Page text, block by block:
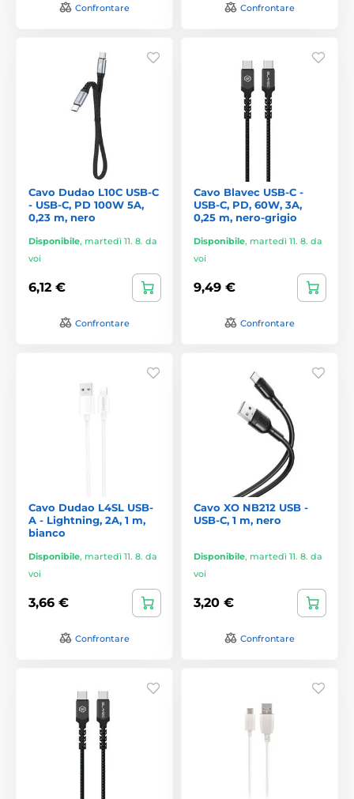
Confrontare Confrontare
Cavo Dudao L10C USB-C
- USB-C, PD 100W 5A,
0,23 m, nero
Disponibile, martedì 11. 8. da
voi
6,12 €
Confrontare
Cavo Blavec USB-C -
USB-C, PD, 60W, 3A,
0,25 m, nero-grigio
Disponibile, martedì 11. 8. da
voi
9,49 €
Confrontare
Cavo Dudao L4SL USB-
A - Lightning, 2A, 1 m,
bianco
Disponibile, martedì 11. 8. da
voi
3,66 €
Confrontare
Cavo XO NB212 USB -
USB-C, 1 m, nero
Disponibile, martedì 11. 8. da
voi
3,20 €
Confrontare